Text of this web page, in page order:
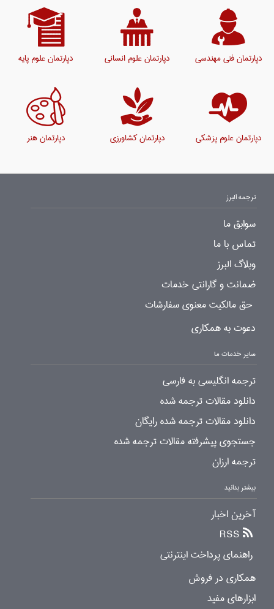
دپارتمان فنی مهندسی دپارتمان علوم انسانی دپارتمان علوم پایه
دپارتمان علوم پزشکی دپارتمان کشاورزی دپارتمان هنر
ترجمه البرز
سوابق ما
تماس با ما
وبلاگ البرز
ضمانت و گارانتی خدمات
حق مالکیت معنوی سفارشات
دعوت به همکاری
سایر خدمات ما
ترجمه انگلیسی به فارسی
دانلود مقالات ترجمه شده
دانلود مقالات ترجمه شده رایگان
جستجوی پیشرفته مقالات ترجمه شده
ترجمه ارزان
بیشتر بدانید
آخرین اخبار
RSS
راهنمای پرداخت اینترنتی
همکاری در فروش
ابزارهای مفید